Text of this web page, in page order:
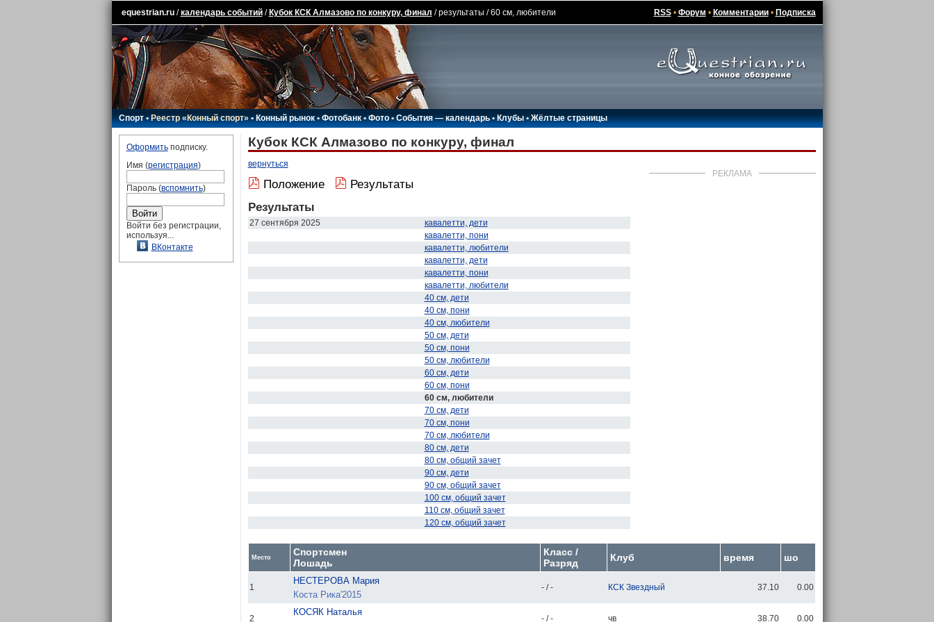
equestrian.ru/календарь событий/ Кубок КСК Алмазово по конкуру, финал / результаты / 60 см, любители RSS• Форум • Комментарии• Подписка
Спорт•Реестр «Конный спорт»•Конный рынок•Фотобанк •Фото•События — календарь•Клубы •Жёлтые страницы
Оформитьподписку.
Имя (регистрация)
Пароль (вспомнить)
Войти без регистрации,
используя...
ВКонтакте
Кубок КСК Алмазово по конкуру, финал
вернуться
РЕКЛАМА
Положение Результаты
Результаты
27 сентября 2025
кавалетти, дети
кавалетти, пони
кавалетти, любители
кавалетти, дети
кавалетти, пони
кавалетти, любители
40 см, дети
40 см, пони
40 см, любители
50 см, дети
50 см, пони
50 см, любители
60 см, дети
60 см, пони
60 см, любители
70 см, дети
70 см, пони
70 см, любители
80 см, дети
80 см, общий зачет
90 см, дети
90 см, общий зачет
100 см, общий зачет
110 см, общий зачет
120 см, общий зачет
Место
Спортсмен
Лошадь
Класс /
Разряд
Клуб время шо
1
НЕСТЕРОВА Мария
Коста Рика'2015
- / - КСК Звездный 37.10 0.00
2
КОСЯК Наталья
- / - чв 38.70 0.00